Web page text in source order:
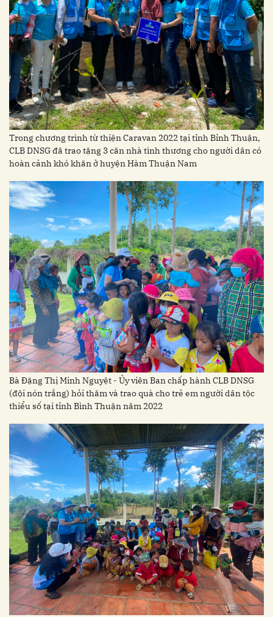
Trong chương trình từ thiện Caravan 2022 tại tỉnh Bỉnh Thuận,
CLB DNSG đã trao tặng 3 căn nhà tình thương cho người dân có
hoàn cảnh khó khăn ở huyện Hàm Thuận Nam
Bà Đặng Thị Minh Nguyệt - Ủy viên Ban chấp hành CLB DNSG
(đội nón trắng) hỏi thăm và trao quà cho trẻ em người dân tộc
thiểu số tại tỉnh Bình Thuận năm 2022